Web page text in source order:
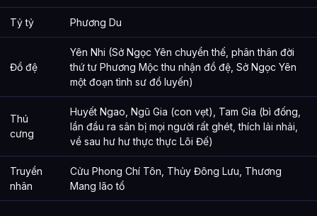
Tỷ tỷ Phương Du
Đồ đệ
Yên Nhi (Sở Ngọc Yên chuyển thế, phân thân đời
thứ tư Phương Mộc thu nhận đồ đệ, Sở Ngọc Yên
một đoạn tình sư đồ luyến)
Thú
cưng
Huyết Ngao, Ngũ Gia (con vẹt), Tam Gia (bì đống,
lần đầu ra sân bị mọi người rất ghét, thích lải nhải,
về sau hư hư thực thực Lôi Đế)
Truyền
nhân
Cửu Phong Chí Tôn, Thủy Đông Lưu, Thương
Mang lão tổ